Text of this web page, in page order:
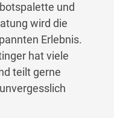
und
wird die
Erlebnis.
hat viele
teilt gerne